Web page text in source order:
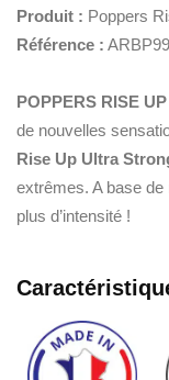
Ultra
Strong
quantity
Produit : Poppers
Référence : ARBP99
POPPERS RISE
de nouvelles
Rise Up Ultra
extrêmes. A base
plus d’intensité !